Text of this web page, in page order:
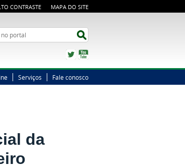
CONTRASTE MAPA DO SITE
Twitter
Serviços Fale conosco
da